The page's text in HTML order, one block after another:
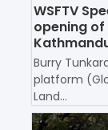
WSFTV
opening of
Burry
platform
Land...